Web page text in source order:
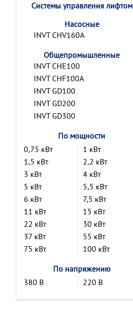
Системы управления лифтом
Насосные
INVT CHV160A
Общепромышленные
INVT CHE100
INVT CHF100A
INVT GD100
INVT GD200
INVT GD300
По мощности
0,75 кВт
1 кВт
1,5 кВт
2,2 кВт
3 кВт
4 кВт
5 кВт
5,5 кВт
6 кВт
7,5 кВт
11 кВт
15 кВт
22 кВт
30 кВт
37 кВт
55 кВт
75 кВт
100 кВт
По напряжению
380 В
220 В